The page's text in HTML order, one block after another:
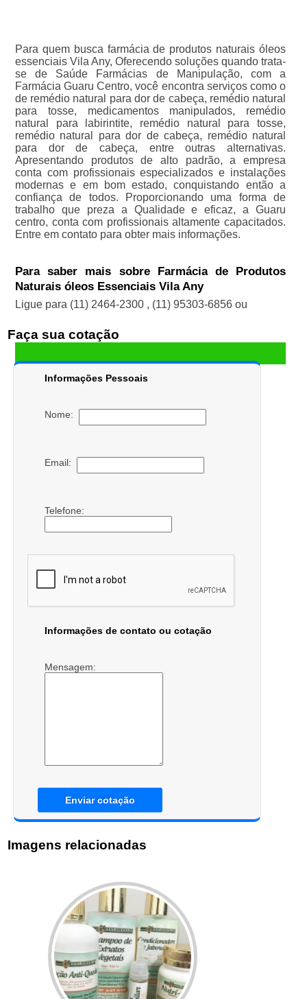
Para quem busca farmácia de produtos naturais óleos
essenciais Vila Any, Oferecendo soluções quando trata-
se de Saúde Farmácias de Manipulação, com a
Farmácia Guaru Centro, você encontra serviços como o
de remédio natural para dor de cabeça, remédio natural
para tosse, medicamentos manipulados, remédio
natural para labirintite, remédio natural para tosse,
remédio natural para dor de cabeça, remédio natural
para dor de cabeça, entre outras alternativas.
Apresentando produtos de alto padrão, a empresa
conta com profissionais especializados e instalações
modernas e em bom estado, conquistando então a
confiança de todos. Proporcionando uma forma de
trabalho que preza a Qualidade e eficaz, a Guaru
centro, conta com profissionais altamente capacitados.
Entre em contato para obter mais informações.
Para saber mais sobre Farmácia de Produtos
Naturais óleos Essenciais Vila Any
Ligue para (11) 2464-2300 , (11) 95303-6856 ou
Faça sua cotação
Informações Pessoais
Nome:
Email:
Telefone:
Informações de contato ou cotação
Mensagem:
Enviar cotação
Imagens relacionadas